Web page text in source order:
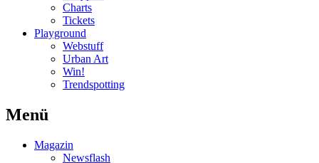
Charts
Tickets
Playground
Webstuff
Urban Art
Win!
Trendspotting
Menü
Magazin
Newsflash